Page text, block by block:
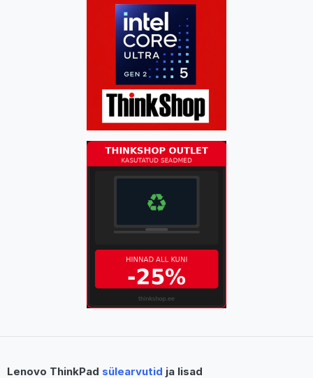
Lenovo ThinkPad sülearvutid ja lisad